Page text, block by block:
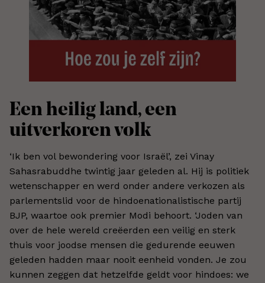
Een heilig land, een
uitverkoren volk
‘Ik ben vol bewondering voor Israël’, zei Vinay
Sahasrabuddhe twintig jaar geleden al. Hij is politiek
wetenschapper en werd onder andere verkozen als
parlementslid voor de hindoenationalistische partij
BJP, waartoe ook premier Modi behoort. ‘Joden van
over de hele wereld creëerden een veilig en sterk
thuis voor joodse mensen die gedurende eeuwen
geleden hadden maar nooit eenheid vonden. Je zou
kunnen zeggen dat hetzelfde geldt voor hindoes: we